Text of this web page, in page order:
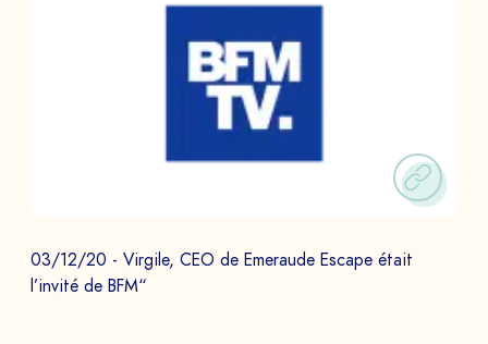
03/12/20 - Virgile, CEO de Emeraude Escape était
l’invité de BFM“
DEMANDEZ VOTRE
DÉMO
Echangez avec notre équipe d’experts et